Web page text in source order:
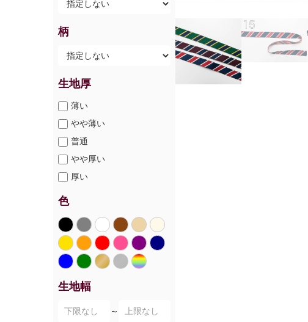
柄
生地厚
薄い
やや薄い
普通
やや厚い
厚い
色
生地幅
～